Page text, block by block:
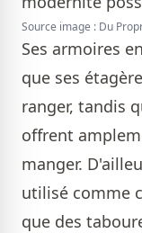
Source image : Du
Ses armoires
que ses
ranger, tandis
offrent
manger.
utilisé comme
que des